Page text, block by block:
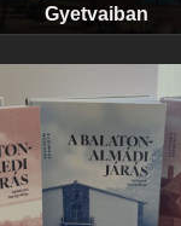
Gyetvaiban